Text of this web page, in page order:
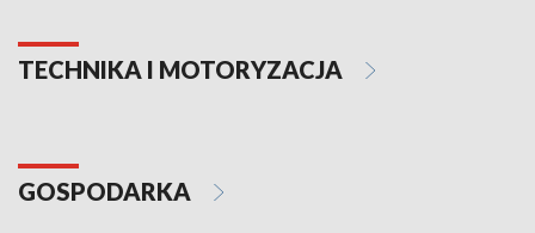
TECHNIKA I MOTORYZACJA
GOSPODARKA